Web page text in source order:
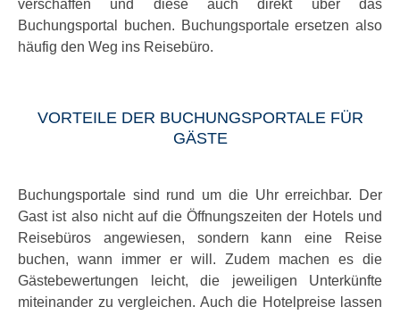
verschaffen und diese auch direkt über das
Buchungsportal buchen. Buchungsportale ersetzen also
häufig den Weg ins Reisebüro.
VORTEILE DER BUCHUNGSPORTALE FÜR
GÄSTE
Buchungsportale sind rund um die Uhr erreichbar. Der
Gast ist also nicht auf die Öffnungszeiten der Hotels und
Reisebüros angewiesen, sondern kann eine Reise
buchen, wann immer er will. Zudem machen es die
Gästebewertungen leicht, die jeweiligen Unterkünfte
miteinander zu vergleichen. Auch die Hotelpreise lassen